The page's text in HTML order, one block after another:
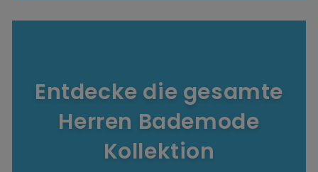
Entdecke die gesamte
Herren Bademode
Kollektion